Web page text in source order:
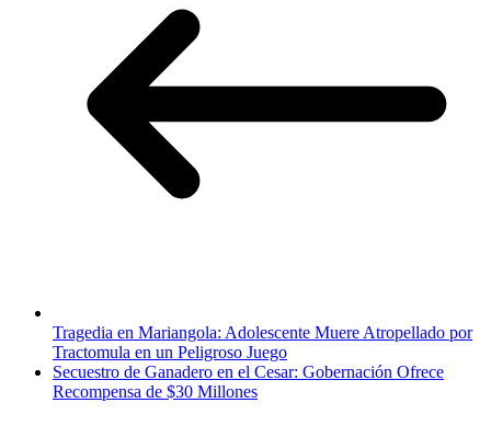
Tragedia en Mariangola: Adolescente Muere Atropellado por
Tractomula en un Peligroso Juego
Secuestro de Ganadero en el Cesar: Gobernación Ofrece
Recompensa de $30 Millones